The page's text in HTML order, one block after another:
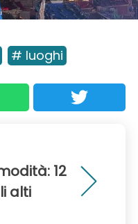
# luoghi
12
alti